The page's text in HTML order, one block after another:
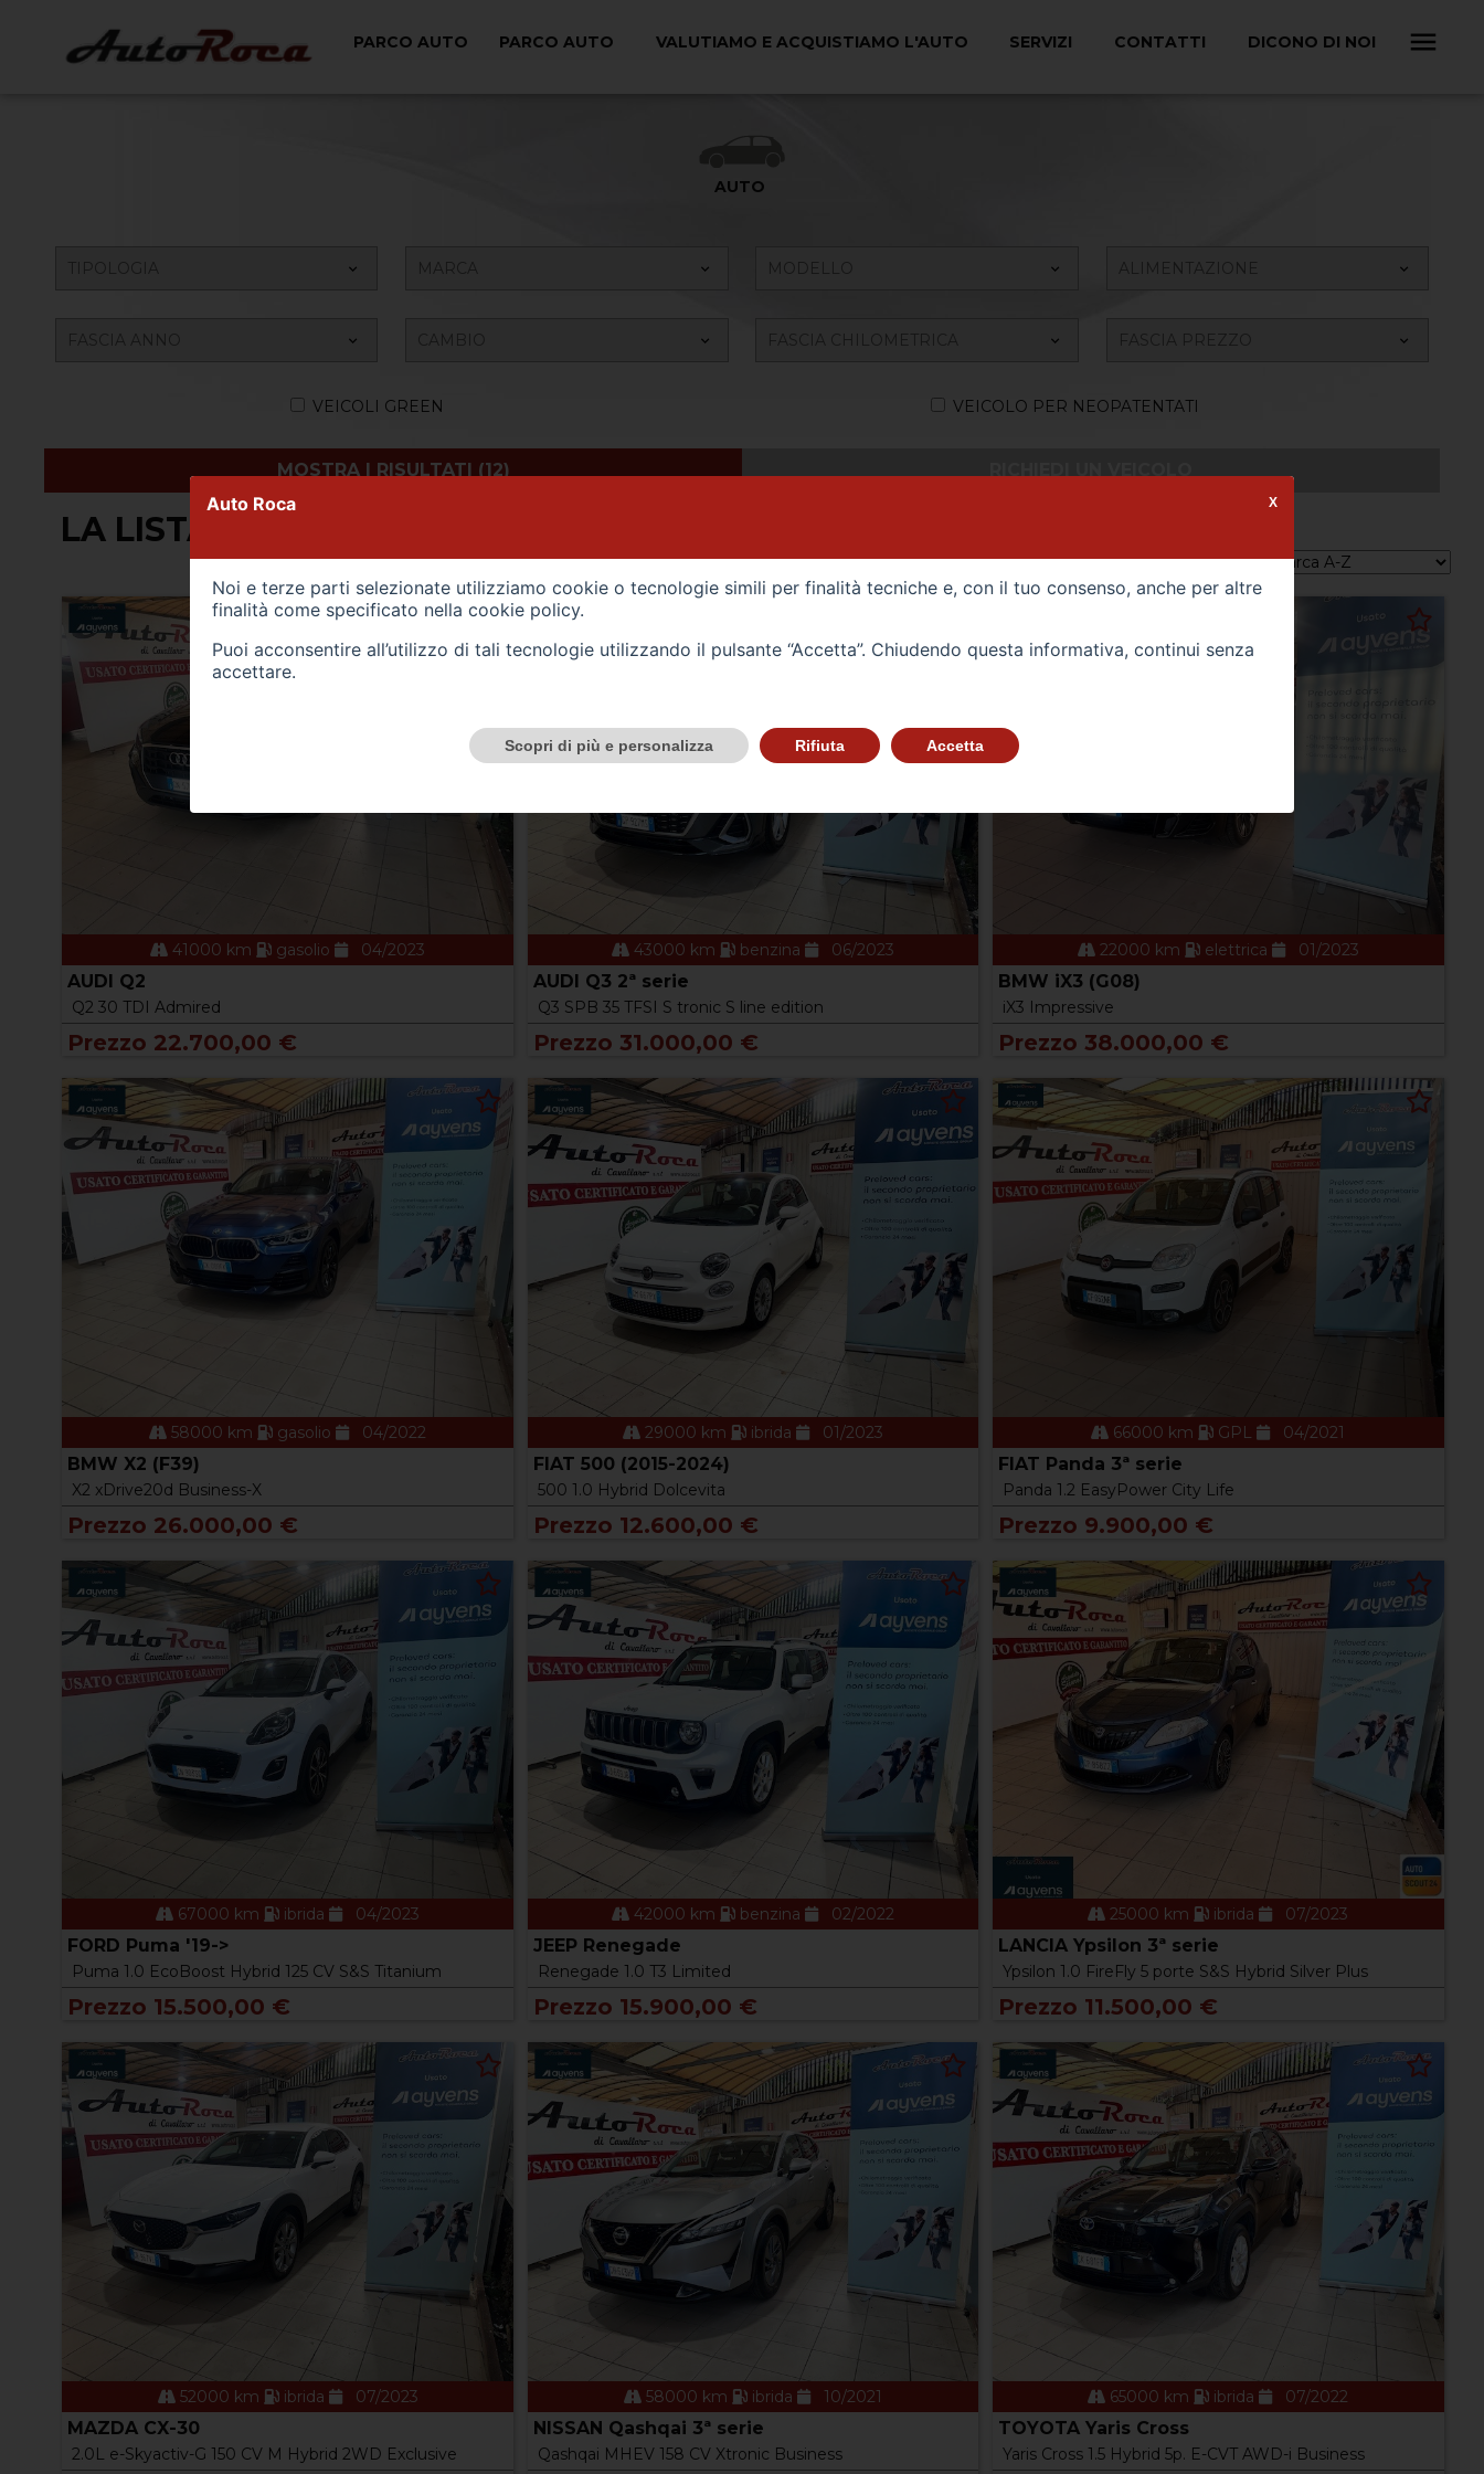
PARCO AUTO PARCO AUTO VALUTIAMO E ACQUISTIAMO L'AUTO SERVIZI CONTATTI DICONO DI NOI
AUTO
VEICOLI GREEN VEICOLO PER NEOPATENTATI
LA LISTA CONTIENE (12) VEICOLI
Ordina per:
41000 km gasolio 04/2023
AUDI Q2
Q2 30 TDI Admired
Prezzo 22.700,00 €
43000 km benzina 06/2023
AUDI Q3 2ª serie
Q3 SPB 35 TFSI S tronic S line edition
Prezzo 31.000,00 €
22000 km elettrica 01/2023
BMW iX3 (G08)
iX3 Impressive
Prezzo 38.000,00 €
58000 km gasolio 04/2022
BMW X2 (F39)
X2 xDrive20d Business-X
Prezzo 26.000,00 €
29000 km ibrida 01/2023
FIAT 500 (2015-2024)
500 1.0 Hybrid Dolcevita
Prezzo 12.600,00 €
66000 km GPL 04/2021
FIAT Panda 3ª serie
Panda 1.2 EasyPower City Life
Prezzo 9.900,00 €
67000 km ibrida 04/2023
FORD Puma '19->
Puma 1.0 EcoBoost Hybrid 125 CV S&S Titanium
Prezzo 15.500,00 €
42000 km benzina 02/2022
JEEP Renegade
Renegade 1.0 T3 Limited
Prezzo 15.900,00 €
25000 km ibrida 07/2023
LANCIA Ypsilon 3ª serie
Ypsilon 1.0 FireFly 5 porte S&S Hybrid Silver Plus
Prezzo 11.500,00 €
52000 km ibrida 07/2023
MAZDA CX-30
2.0L e-Skyactiv-G 150 CV M Hybrid 2WD Exclusive
58000 km ibrida 10/2021
NISSAN Qashqai 3ª serie
Qashqai MHEV 158 CV Xtronic Business
65000 km ibrida 07/2022
TOYOTA Yaris Cross
Yaris Cross 1.5 Hybrid 5p. E-CVT AWD-i Business
Auto Roca
Noi e terze parti selezionate utilizziamo cookie o tecnologie simili per finalità tecniche e, con il tuo consenso, anche per altre
finalità come specificato nella cookie policy.
Puoi acconsentire all’utilizzo di tali tecnologie utilizzando il pulsante “Accetta”. Chiudendo questa informativa, continui senza
accettare.
Scopri di più e personalizza Rifiuta Accetta
X